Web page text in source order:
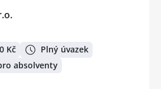
Kč
Plný úvazek
absolventy